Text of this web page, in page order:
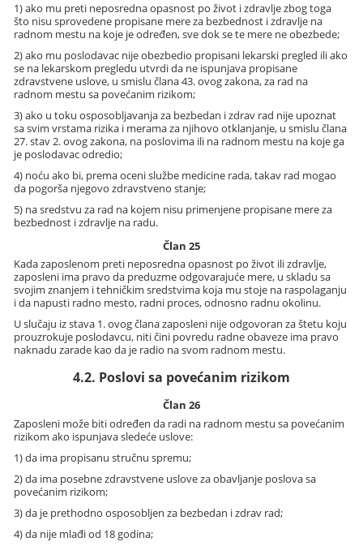
1) ako mu preti neposredna opasnost po život i zdravlje zbog toga
što nisu sprovedene propisane mere za bezbednost i zdravlje na
radnom mestu na koje je određen, sve dok se te mere ne obezbede;
2) ako mu poslodavac nije obezbedio propisani lekarski pregled ili ako
se na lekarskom pregledu utvrdi da ne ispunjava propisane
zdravstvene uslove, u smislu člana 43. ovog zakona, za rad na
radnom mestu sa povećanim rizikom;
3) ako u toku osposobljavanja za bezbedan i zdrav rad nije upoznat
sa svim vrstama rizika i merama za njihovo otklanjanje, u smislu člana
27. stav 2. ovog zakona, na poslovima ili na radnom mestu na koje ga
je poslodavac odredio;
4) noću ako bi, prema oceni službe medicine rada, takav rad mogao
da pogorša njegovo zdravstveno stanje;
5) na sredstvu za rad na kojem nisu primenjene propisane mere za
bezbednost i zdravlje na radu.
Član 25
Kada zaposlenom preti neposredna opasnost po život ili zdravlje,
zaposleni ima pravo da preduzme odgovarajuće mere, u skladu sa
svojim znanjem i tehničkim sredstvima koja mu stoje na raspolaganju
i da napusti radno mesto, radni proces, odnosno radnu okolinu.
U slučaju iz stava 1. ovog člana zaposleni nije odgovoran za štetu koju
prouzrokuje poslodavcu, niti čini povredu radne obaveze ima pravo
naknadu zarade kao da je radio na svom radnom mestu.
4.2. Poslovi sa povećanim rizikom
Član 26
Zaposleni može biti određen da radi na radnom mestu sa povećanim
rizikom ako ispunjava sledeće uslove:
1) da ima propisanu stručnu spremu;
2) da ima posebne zdravstvene uslove za obavljanje poslova sa
povećanim rizikom;
3) da je prethodno osposobljen za bezbedan i zdrav rad;
4) da nije mlađi od 18 godina;